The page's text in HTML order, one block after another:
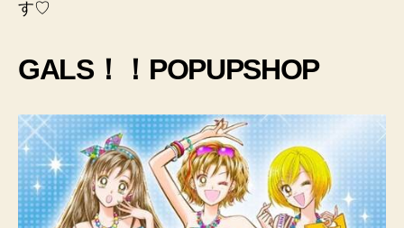
す♡
GALS！！POPUPSHOP